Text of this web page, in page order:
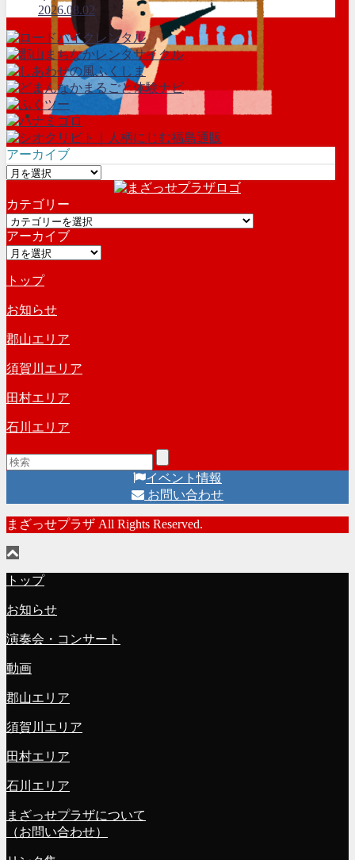
2026.08.02
アーカイブ
ア
カ
イ
ブ
カテゴリー
カ
テ
ゴ
ー
アーカイブ
ア
カ
イ
ブ
トップ
お知らせ
郡山エリア
須賀川エリア
田村エリア
石川エリア
イベント情報
お問い合わせ
まざっせプラザ All Rights Reserved.
トップ
お知らせ
演奏会・コンサート
動画
郡山エリア
須賀川エリア
田村エリア
石川エリア
まざっせプラザについて
（お問い合わせ）